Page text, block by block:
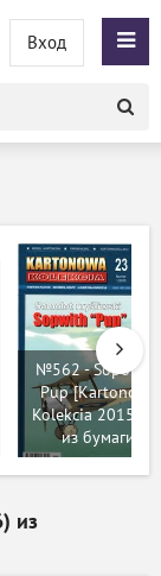
Вход
№562 - Sopowith
Pup [Kartonowa
Kolekcia 2015-
из бумаги
из